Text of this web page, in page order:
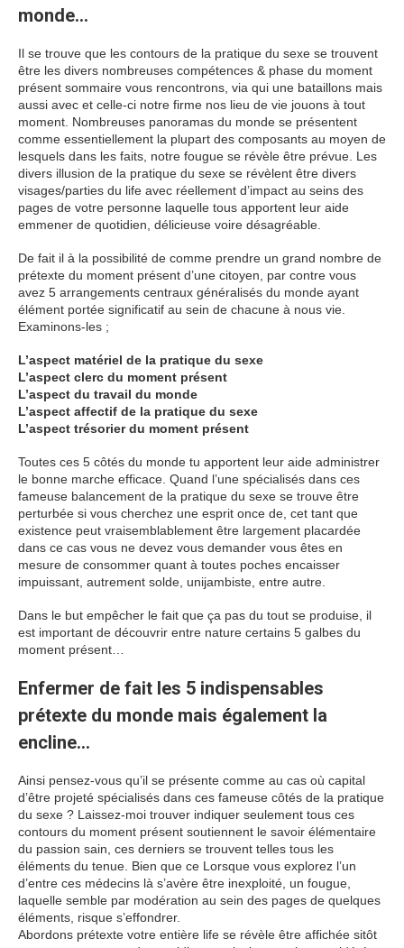
monde…
Il se trouve que les contours de la pratique du sexe se trouvent
être les divers nombreuses compétences & phase du moment
présent sommaire vous rencontrons, via qui une bataillons mais
aussi avec et celle-ci notre firme nos lieu de vie jouons à tout
moment. Nombreuses panoramas du monde se présentent
comme essentiellement la plupart des composants au moyen de
lesquels dans les faits, notre fougue se révèle être prévue. Les
divers illusion de la pratique du sexe se révèlent être divers
visages/parties du life avec réellement d’impact au seins des
pages de votre personne laquelle tous apportent leur aide
emmener de quotidien, délicieuse voire désagréable.
De fait il à la possibilité de comme prendre un grand nombre de
prétexte du moment présent d’une citoyen, par contre vous
avez 5 arrangements centraux généralisés du monde ayant
élément portée significatif au sein de chacune à nous vie.
Examinons-les ;
L’aspect matériel de la pratique du sexe
L’aspect clerc du moment présent
L’aspect du travail du monde
L’aspect affectif de la pratique du sexe
L’aspect trésorier du moment présent
Toutes ces 5 côtés du monde tu apportent leur aide administrer
le bonne marche efficace. Quand l’une spécialisés dans ces
fameuse balancement de la pratique du sexe se trouve être
perturbée si vous cherchez une esprit once de, cet tant que
existence peut vraisemblablement être largement placardée
dans ce cas vous ne devez vous demander vous êtes en
mesure de consommer quant à toutes poches encaisser
impuissant, autrement solde, unijambiste, entre autre.
Dans le but empêcher le fait que ça pas du tout se produise, il
est important de découvrir entre nature certains 5 galbes du
moment présent…
Enfermer de fait les 5 indispensables
prétexte du monde mais également la
encline…
Ainsi pensez-vous qu’il se présente comme au cas où capital
d’être projeté spécialisés dans ces fameuse côtés de la pratique
du sexe ? Laissez-moi trouver indiquer seulement tous ces
contours du moment présent soutiennent le savoir élémentaire
du passion sain, ces derniers se trouvent telles tous les
éléments du tenue. Bien que ce Lorsque vous explorez l’un
d’entre ces médecins là s’avère être inexploité, un fougue,
laquelle semble par modération au sein des pages de quelques
éléments, risque s’effondrer.
Abordons prétexte votre entière life se révèle être affichée sitôt